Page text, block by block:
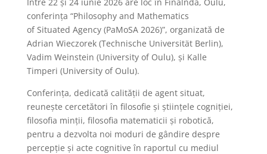
conferinţa “Philosophy and Mathematics
of Situated Agency (PaMoSA 2026)”, organizată de
Adrian Wieczorek (Technische Universität Berlin),
Vadim Weinstein (University of Oulu), şi Kalle
Timperi (University of Oulu).
Conferinţa, dedicată calităţii de agent situat,
reuneşte cercetători în filosofie şi ştiinţele cogniţiei,
filosofia minţii, filosofia matematicii şi robotică,
pentru a dezvolta noi moduri de gândire despre
percepţie şi acte cognitive în raportul cu mediul